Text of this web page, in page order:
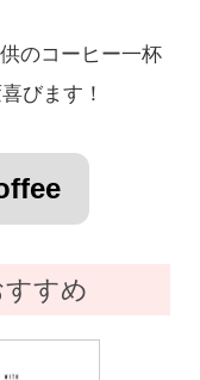
のコーヒー一杯
びます！
すめ